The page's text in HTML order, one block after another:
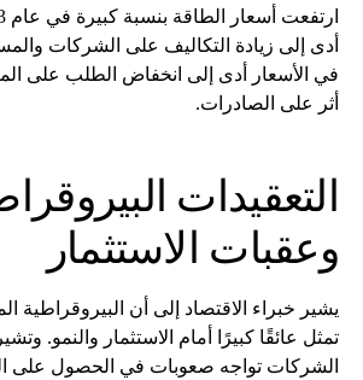
أدى إلى زيادة التكاليف على الشركات
في الأسعار أدى إلى انخفاض الطلب على
أثر على الصادرات.
التعقيدات
وعقبات الاستثمار
يشير خبراء الاقتصاد إلى أن البيروقراطية
تمثل عائقًا كبيرًا أمام الاستثمار والنمو.
الشركات تواجه صعوبات في الحصول على